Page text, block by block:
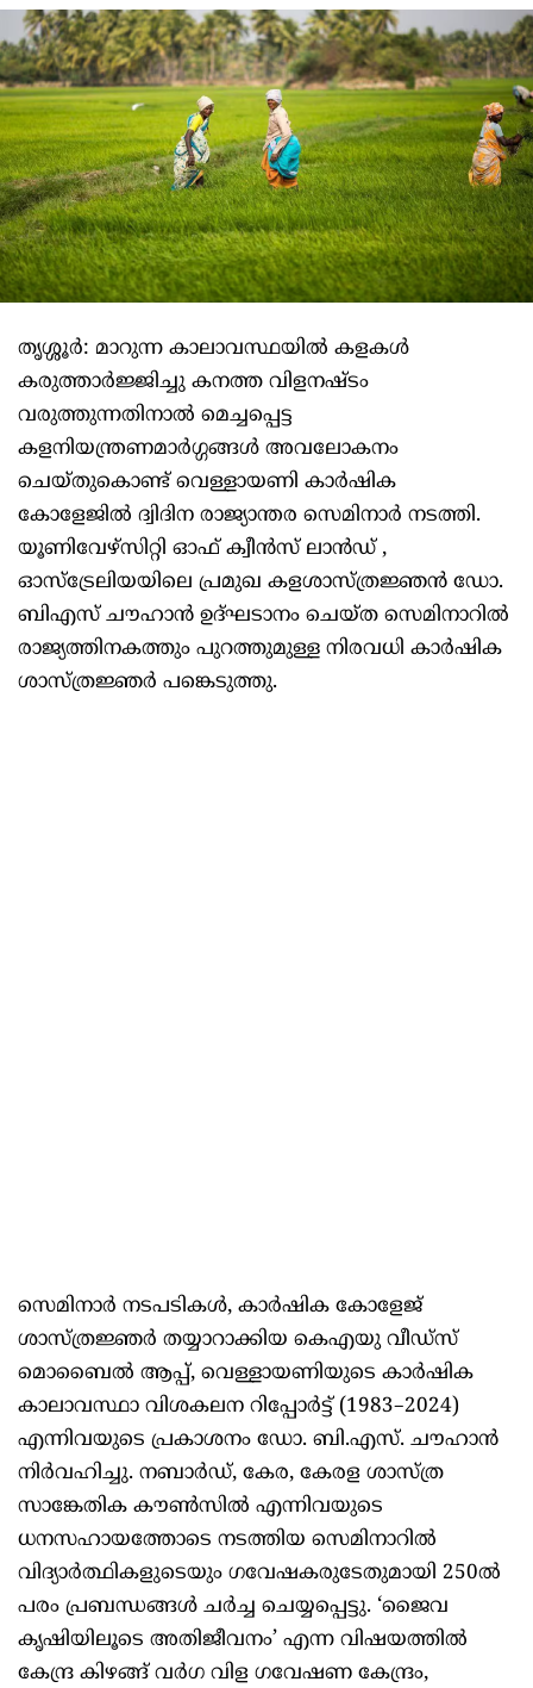
തൃശ്ശൂർ: മാറുന്ന കാലാവസ്ഥയിൽ കളകൾ
കരുത്താർജ്ജിച്ചു കനത്ത വിളനഷ്ടം
വരുത്തുന്നതിനാൽ മെച്ചപ്പെട്ട
കളനിയന്ത്രണമാർഗ്ഗങ്ങൾ അവലോകനം
ചെയ്തുകൊണ്ട് വെള്ളായണി കാർഷിക
കോളേജിൽ ദ്വിദിന രാജ്യാന്തര സെമിനാർ നടത്തി.
യൂണിവേഴ്സിറ്റി ഓഫ് ക്വീൻസ് ലാൻഡ് ,
ഓസ്ട്രേലിയയിലെ പ്രമുഖ കളശാസ്ത്രജ്ഞൻ ഡോ.
ബിഎസ് ചൗഹാൻ ഉദ്ഘടാനം ചെയ്ത സെമിനാറിൽ
രാജ്യത്തിനകത്തും പുറത്തുമുള്ള നിരവധി കാർഷിക
ശാസ്ത്രജ്ഞർ പങ്കെടുത്തു.
സെമിനാർ നടപടികൾ, കാർഷിക കോളേജ്
ശാസ്ത്രജ്ഞർ തയ്യാറാക്കിയ കെ‌എയു വീഡ്‌സ്
മൊബൈൽ ആപ്പ്, വെള്ളായണിയുടെ കാർഷിക
കാലാവസ്ഥാ വിശകലന റിപ്പോർട്ട് (1983–2024)
എന്നിവയുടെ പ്രകാശനം ഡോ. ബി.എസ്. ചൗഹാൻ
നിർവഹിച്ചു. നബാർഡ്, കേര, കേരള ശാസ്ത്ര
സാങ്കേതിക കൗൺസിൽ എന്നിവയുടെ
ധനസഹായത്തോടെ നടത്തിയ സെമിനാറിൽ
വിദ്യാർത്ഥികളുടെയും ഗവേഷകരുടേതുമായി 250ൽ
പരം പ്രബന്ധങ്ങൾ ചർച്ച ചെയ്യപ്പെട്ടു. ‘ജൈവ
കൃഷിയിലൂടെ അതിജീവനം’ എന്ന വിഷയത്തിൽ
കേന്ദ്ര കിഴങ്ങ് വർഗ വിള ഗവേഷണ കേന്ദ്രം,